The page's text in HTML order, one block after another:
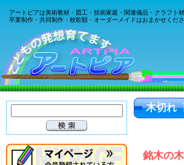
アートピアは美術教材・図工・技術家庭・関連備品・クラフト
卒業制作・共同制作・校歌額・オーダーメイドはおまかせくださ
木切れ
銘木の